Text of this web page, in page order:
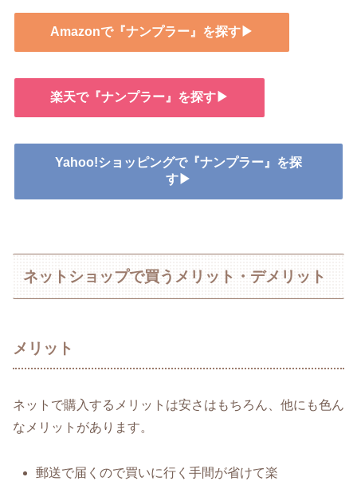
Amazonで『ナンプラー』を探す▶
楽天で『ナンプラー』を探す▶
Yahoo!ショッピングで『ナンプラー』を探
す▶
ネットショップで買うメリット・デメリット
メリット
ネットで購入するメリットは安さはもちろん、他にも色ん
なメリットがあります。
郵送で届くので買いに行く手間が省けて楽